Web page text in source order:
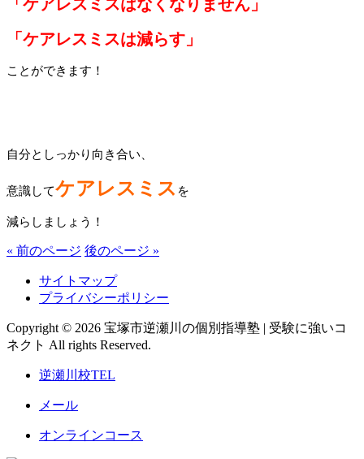
「ケアレスミスはなくなりません」
「ケアレスミスは減らす」
ことができます！
自分としっかり向き合い、
意識してケアレスミス を
減らしましょう！
« 前のページ 後のページ »
サイトマップ
プライバシーポリシー
Copyright © 2026 宝塚市逆瀬川の個別指導塾 | 受験に強いコ
ネクト All rights Reserved.
逆瀬川校TEL
メール
オンラインコース